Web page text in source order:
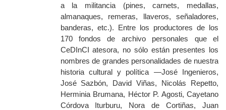
a la militancia (pines, carnets, medallas,
almanaques, remeras, llaveros, señaladores,
banderas, etc.). Entre los productores de los
170 fondos de archivo personales que el
CeDInCI atesora, no sólo están presentes los
nombres de grandes personalidades de nuestra
historia cultural y política —José Ingenieros,
José Sazbón, David Viñas, Nicolás Repetto,
Herminia Brumana, Héctor P. Agosti, Cayetano
Córdova Iturburu, Nora de Cortiñas, Juan